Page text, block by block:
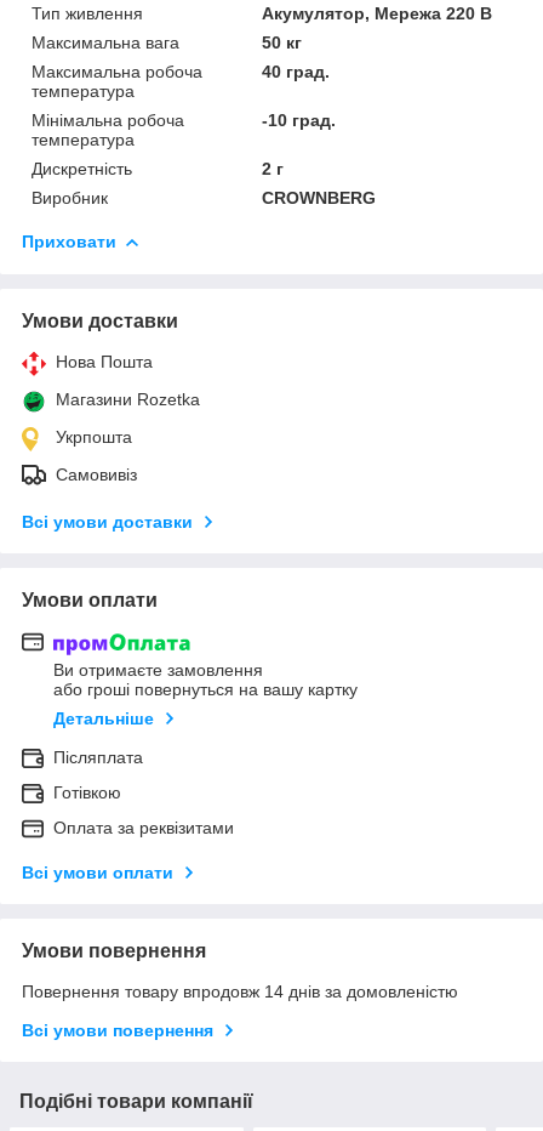
Тип живлення
Акумулятор, Мережа 220 В
Максимальна вага
50 кг
Максимальна робоча
температура
40 град.
Мінімальна робоча
температура
-10 град.
Дискретність
2 г
Виробник
CROWNBERG
Приховати
Умови доставки
Нова Пошта
Магазини Rozetka
Укрпошта
Самовивіз
Всі умови доставки
Умови оплати
Ви отримаєте замовлення
або гроші повернуться на вашу картку
Детальніше
Післяплата
Готівкою
Оплата за реквізитами
Всі умови оплати
Умови повернення
Повернення товару впродовж 14 днів за домовленістю
Всі умови повернення
Подібні товари компанії